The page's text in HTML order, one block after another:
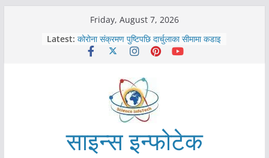
Friday, August 7, 2026
Latest: कोरोना संक्रमण पुष्टिपछि दार्चुलाका सीमामा कडाइ
विराटनगर महानगरद्वारा पूर्ण खोप सुनिश्चित घोषणा
मकवानपुरमा खोरेत रोग विरुद्धको खोप लगाउन
आयुर्वेद चिकित्सा प्रणालीको भूमिका महत्वपूर्ण छ :
मुख्यमन्त्री शाह
काभ्रेपलाञ्चोकमा आयुर्वेद स्वास्थ्योपचारतर्फ
आकर्षण बढ्दै
साइन्स इन्फोटेक